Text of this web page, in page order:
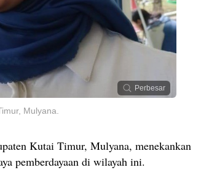
Perbesar
Mulyana.
Kutai Timur, Mulyana, menekankan
pemberdayaan di wilayah ini.